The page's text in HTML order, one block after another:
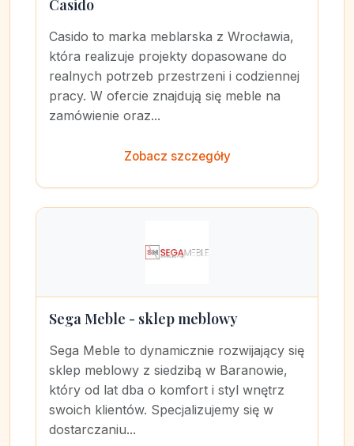
Casido
Casido to marka meblarska z Wrocławia,
która realizuje projekty dopasowane do
realnych potrzeb przestrzeni i codziennej
pracy. W ofercie znajdują się meble na
zamówienie oraz...
Zobacz szczegóły
Sega Meble - sklep meblowy
Sega Meble to dynamicznie rozwijający się
sklep meblowy z siedzibą w Baranowie,
który od lat dba o komfort i styl wnętrz
swoich klientów. Specjalizujemy się w
dostarczaniu...